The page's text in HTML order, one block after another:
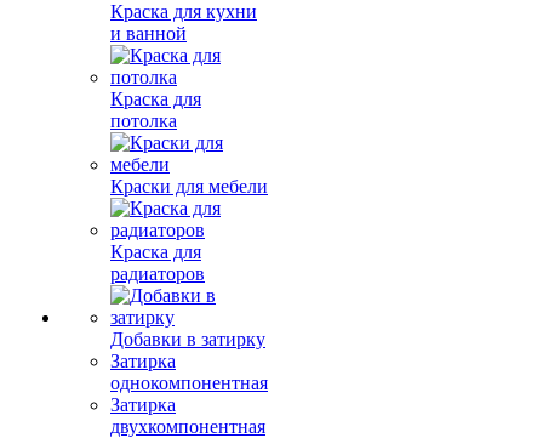
Краска для кухни
и ванной
Краска для
потолка
Краски для мебели
Краска для
радиаторов
Добавки в затирку
Затирка
однокомпонентная
Затирка
двухкомпонентная